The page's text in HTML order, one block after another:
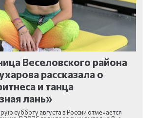
Веселовского района
рассказала о
и танца
лань»
субботу августа в России отмечается